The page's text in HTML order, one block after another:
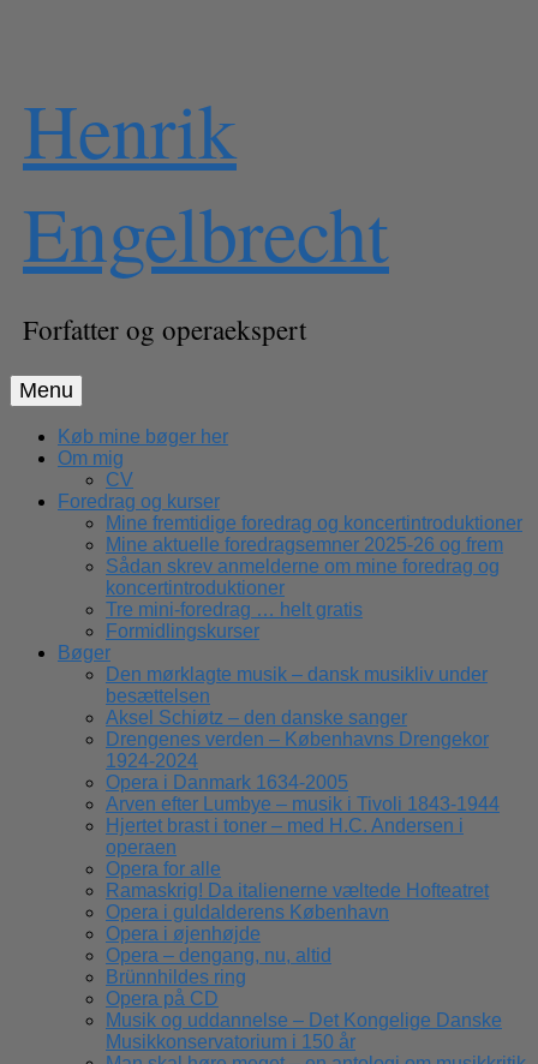
content
Henrik
Engelbrecht
Forfatter og operaekspert
Menu
Køb mine bøger her
Om mig
CV
Foredrag og kurser
Mine fremtidige foredrag og koncertintroduktioner
Mine aktuelle foredragsemner 2025-26 og frem
Sådan skrev anmelderne om mine foredrag og
koncertintroduktioner
Tre mini-foredrag … helt gratis
Formidlingskurser
Bøger
Den mørklagte musik – dansk musikliv under
besættelsen
Aksel Schiøtz – den danske sanger
Drengenes verden – Københavns Drengekor
1924-2024
Opera i Danmark 1634-2005
Arven efter Lumbye – musik i Tivoli 1843-1944
Hjertet brast i toner – med H.C. Andersen i
operaen
Opera for alle
Ramaskrig! Da italienerne væltede Hofteatret
Opera i guldalderens København
Opera i øjenhøjde
Opera – dengang, nu, altid
Brünnhildes ring
Opera på CD
Musik og uddannelse – Det Kongelige Danske
Musikkonservatorium i 150 år